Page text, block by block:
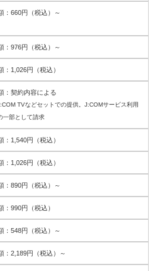
：660円（税込）～
：976円（税込）～
：1,026円（税込）
：契約内容による
TVなどセットでの提供。J:COMサービス利用
一部として請求
：1,540円（税込）
：1,026円（税込）
：890円（税込）～
：990円（税込）
：548円（税込）～
：2,189円（税込）～